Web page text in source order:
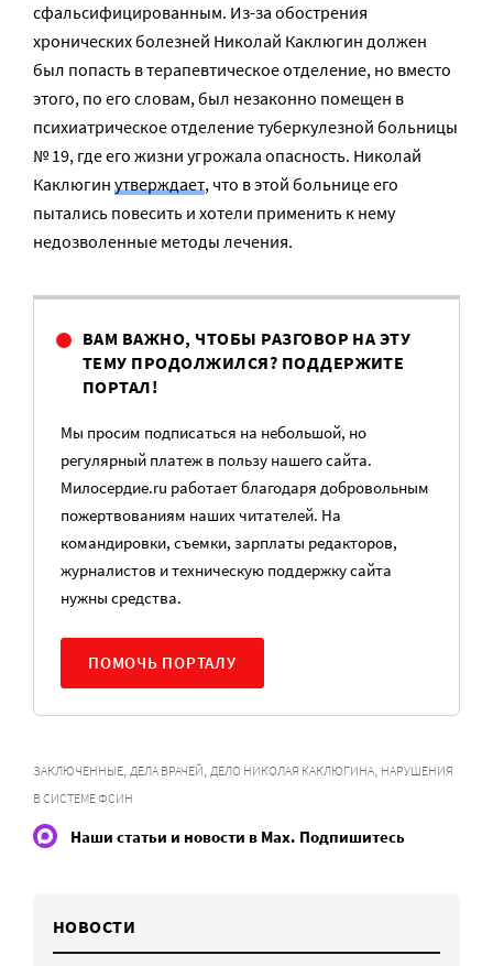
сфальсифицированным. Из-за обострения
хронических болезней Николай Каклюгин должен
был попасть в терапевтическое отделение, но вместо
этого, по его словам, был незаконно помещен в
психиатрическое отделение туберкулезной больницы
№ 19, где его жизни угрожала опасность. Николай
Каклюгин утверждает, что в этой больнице его
пытались повесить и хотели применить к нему
недозволенные методы лечения.
ВАМ ВАЖНО, ЧТОБЫ РАЗГОВОР НА ЭТУ
ТЕМУ ПРОДОЛЖИЛСЯ? ПОДДЕРЖИТЕ
ПОРТАЛ!
Мы просим подписаться на небольшой, но
регулярный платеж в пользу нашего сайта.
Милосердие.ru работает благодаря добровольным
пожертвованиям наших читателей. На
командировки, съемки, зарплаты редакторов,
журналистов и техническую поддержку сайта
нужны средства.
ПОМОЧЬ ПОРТАЛУ
ЗАКЛЮЧЕННЫЕ, ДЕЛА ВРАЧЕЙ, ДЕЛО НИКОЛАЯ КАКЛЮГИНА, НАРУШЕНИЯ
В СИСТЕМЕ ФСИН
Наши статьи и новости в Max. Подпишитесь
НОВОСТИ